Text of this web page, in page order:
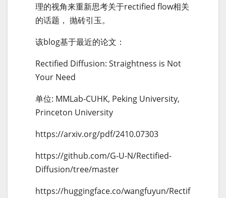
理的视角来重新思考关于rectified flow相关
的话题， 抛砖引玉。
该blog基于最近的论文：
Rectified Diffusion: Straightness is Not
Your Need
单位: MMLab-CUHK, Peking University,
Princeton University
https://arxiv.org/pdf/2410.07303
https://github.com/G-U-N/Rectified-
Diffusion/tree/master
https://huggingface.co/wangfuyun/Rectif